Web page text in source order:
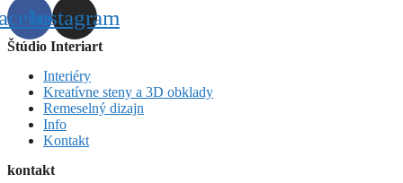
Instagram
Štúdio Interiart
Interiéry
Kreatívne steny a 3D obklady
Remeselný dizajn
Info
Kontakt
kontakt